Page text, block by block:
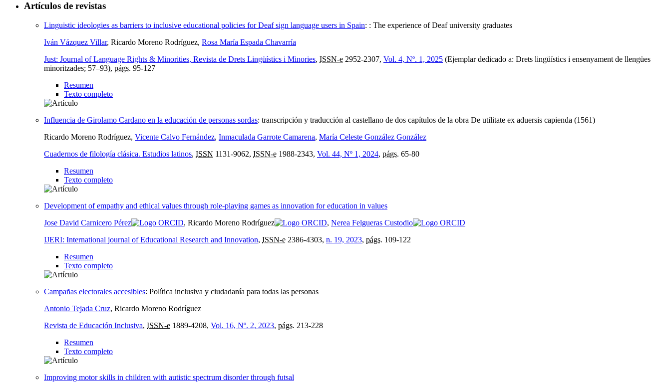
Artículos de revistas
Linguistic ideologies as barriers to inclusive educational policies for Deaf sign language users in Spain: : The experience of Deaf university graduates
Iván Vázquez Villar, Ricardo Moreno Rodríguez, Rosa María Espada Chavarría
Just: Journal of Language Rights & Minorities, Revista de Drets Lingüístics i Minories, ISSN-e 2952-2307, Vol. 4, Nº. 1, 2025 (Ejemplar dedicado a: Drets lingüístics i ensenyament de llengües
minoritzades; 57–93), págs. 95-127
Resumen
Texto completo
Influencia de Girolamo Cardano en la educación de personas sordas: transcripción y traducción al castellano de dos capítulos de la obra De utilitate ex aduersis capienda (1561)
Ricardo Moreno Rodríguez, Vicente Calvo Fernández, Inmaculada Garrote Camarena, María Celeste González González
Cuadernos de filología clásica. Estudios latinos, ISSN 1131-9062, ISSN-e 1988-2343, Vol. 44, Nº 1, 2024, págs. 65-80
Resumen
Texto completo
Development of empathy and ethical values through role-playing games as innovation for education in values
Jose David Carnicero Pérez
, Ricardo Moreno Rodríguez , Nerea Felgueras Custodio
IJERI: International journal of Educational Research and Innovation, ISSN-e 2386-4303, n. 19, 2023, págs. 109-122
Resumen
Texto completo
Campañas electorales accesibles: Política inclusiva y ciudadanía para todas las personas
Antonio Tejada Cruz, Ricardo Moreno Rodríguez
Revista de Educación Inclusiva, ISSN-e 1889-4208, Vol. 16, Nº. 2, 2023, págs. 213-228
Resumen
Texto completo
Improving motor skills in children with autistic spectrum disorder through futsal